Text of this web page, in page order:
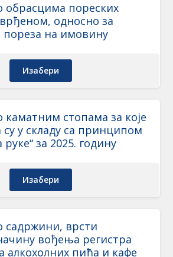
обрасцима пореских
односно за
на имовину
Изабери
стопама за које
су у складу са принципом
руке“ за 2025. годину
Изабери
садржини, врсти
вођења регистра
алкохолних пића и кафе